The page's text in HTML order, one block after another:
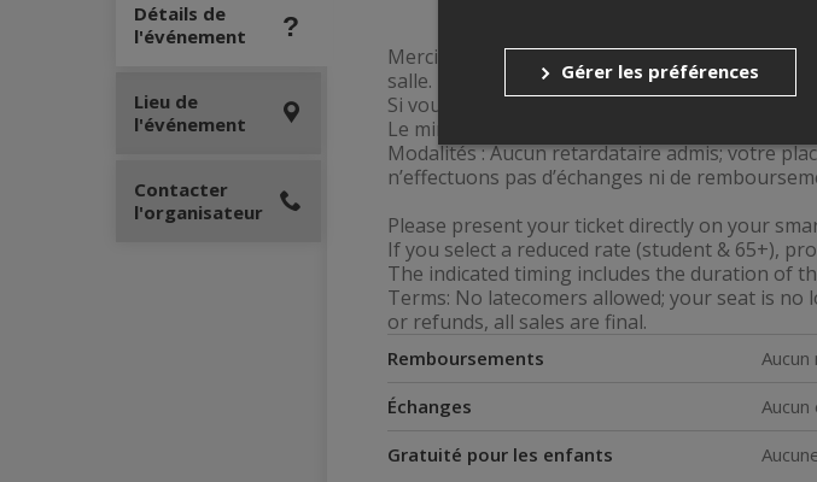
Détails de
l'événement
Merci de présenter votre billet directement
salle.
Si vous sélectionnez un tarif réduit (étudiant &
Le minutage indiqué inclut la durée du(des)
Modalités : Aucun retardataire admis; votre
n’effectuons pas d’échanges ni de
Please present your ticket directly on your
If you select a reduced rate (student & 65+),
The indicated timing includes the duration of
Terms: No latecomers allowed; your seat is
or refunds, all sales are final.
Remboursements
Échanges
Aucun
Gratuité pour les enfants
Lieu de
l'événement
Contacter
l'organisateur
Gérer les préférences